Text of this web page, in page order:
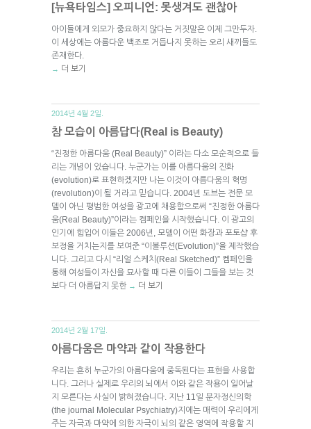
[뉴욕타임스] 오피니언: 못생겨도 괜찮아
아이들에게 외모가 중요하지 않다는 거짓말은 이제 그만두자.
이 세상에는 아름다운 백조로 거듭나지 못하는 오리 새끼들도
존재한다.
→ 더 보기
2014년 4월 2일.
참 모습이 아름답다(Real is Beauty)
“진정한 아름다움 (Real Beauty)” 이라는 다소 모순적으로 들
리는 개념이 있습니다. 누군가는 이를 아름다움의 진화
(evolution)로 표현하겠지만 나는 이것이 아름다움의 혁명
(revolution)이 될 거라고 믿습니다. 2004년 도브는 전문 모
델이 아닌 평범한 여성을 광고에 채용함으로써 “진정한 아름다
움(Real Beauty)”이라는 켐페인을 시작했습니다. 이 광고의
인기에 힘입어 이들은 2006년, 모델이 어떤 화장과 포토샵 후
보정을 거치는지를 보여준 “이볼루션(Evolution)”을 제작했습
니다. 그리고 다시 “리얼 스케치(Real Sketched)” 켐페인을
통해 여성들이 자신을 묘사할 때 다른 이들이 그들을 보는 것
보다 더 아름답지 못한 → 더 보기
2014년 2월 17일.
아름다움은 마약과 같이 작용한다
우리는 흔히 누군가의 아름다움에 중독된다는 표현을 사용합
니다. 그러나 실제로 우리의 뇌에서 이와 같은 작용이 일어날
지 모른다는 사실이 밝혀졌습니다. 지난 11일 분자정신의학
(the journal Molecular Psychiatry)지에는 매력이 우리에게
주는 자극과 마약에 의한 자극이 뇌의 같은 영역에 작용할 지